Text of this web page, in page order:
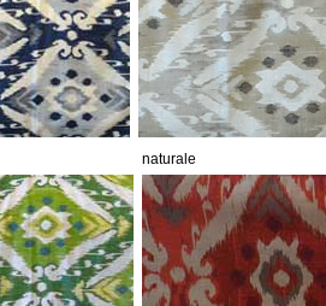
naturale